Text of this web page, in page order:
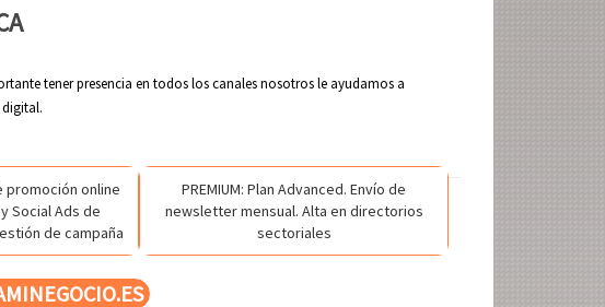
tener presencia en todos los canales nosotros le ayudamos a
promoción online
Social Ads de
de campaña
PREMIUM: Plan Advanced. Envío de
newsletter mensual. Alta en directorios
sectoriales